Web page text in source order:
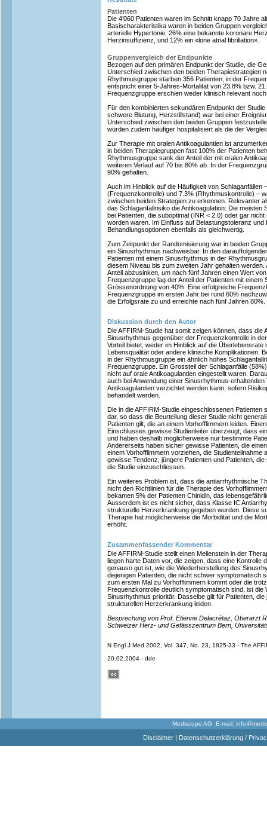
Patienten
Die 4’060 Patienten waren im Schnitt knapp 70 Jahre
Basischarakteristika waren in beiden Gruppen
arterielle Hypertonie, 26% eine bekannte koronare
Herzinsuffizienz, und 12% ein «lone atrial fibrillation».
Gruppenvergleich der Endpunkte
Bezogen auf den primären Endpunkt der Studie, die
Unterschied zwischen den beiden Therapiestrategien
Rhythmusgruppe starben 356 Patienten, in der
entspricht einer 5-Jahres-Mortalität von 23.8% bzw.
Frequenzgruppe erschien weder klinisch relevant
Für den kombinierten sekundären Endpunkt der
schwere Blutung, Herzstillstand) war bei einer
Unterschied zwischen den beiden Gruppen
wurden zudem häufiger hospitalisiert als die der
Zur Therapie mit oralen Antikoagulantien ist
in beiden Therapiegruppen fast 100% der Patienten
Rhythmusgruppe sank der Anteil der mit oralen
weiteren Verlauf auf 70 bis 80% ab. In der
90% gehalten.
Auch im Hinblick auf die Häufigkeit von Schlaganfällen
(Frequenzkontrolle) und 7.3% (Rhythmuskontrolle) –
zwischen beiden Strategien zu erkennen. Relevanter
das Schlaganfallrisiko die Antikoagulation: Die meisten
bei Patienten, die suboptimal (INR < 2.0) oder gar nicht
worden waren. Im Einfluss auf Belastungstoleranz
Behandlungsoptionen ebenfalls als gleichwertig.
Zum Zeitpunkt der Randomisierung war in beiden
ein Sinusrhythmus nachweisbar. In den
Patienten mit einem Sinusrhythmus in der
diesem Niveau bis zum zweiten Jahr gehalten
Anteil abzusinken, um nach fünf Jahren einen Wert
Frequenzgruppe lag der Anteil der Patienten mit einem
Grössenordnung von 40%. Eine erfolgreiche
Frequenzgruppe im ersten Jahr bei rund 60%
die Erfolgsrate zu und erreichte nach fünf Jahren 80%.
Diskussion durch den Autor
Die AFFIRM-Studie hat somit zeigen können, dass die
Sinusrhythmus gegenüber der Frequenzkontrolle in
Vorteil bietet; weder im Hinblick auf die Überlebensrate
Lebensqualität oder andere klinische Komplikationen.
in der Rhythmusgruppe ein ähnlich hohes
Frequenzgruppe. Ein Grossteil der Schlaganfälle
nicht auf orale Antikoagulantien eingestellt waren.
auch bei Anwendung einer Sinusrhythmus-
Antikoagulantien verzichtet werden kann, sofern
behandelt werden.
Die in die AFFIRM-Studie eingeschlossenen Patienten
dar, so dass die Beurteilung dieser Studie nicht
Patienten gilt, die an einem Vorhofflimmern leiden.
Einschlusses gewisse Studienleiter überzeugt, dass
und haben deshalb möglicherweise nur bestimmte
Andererseits haben sicher gewisse Patienten, die
einem Vorhofflimmern vorziehen, die Studienteilnahme
gewisse Tendenz, jüngere Patienten und Patienten,
die Studie einzuschliessen.
Ein weiteres Problem ist, dass die antiarrhythmische
nicht den Richtlinien für die Therapie des
bekamen 5% der Patienten Chinidin, das
Ausserdem ist es nicht sicher, dass Klasse IC
strukturelle Herzerkrankung gegeben wurden. Diese
Therapie hat möglicherweise die Morbidität und die
erhöht.
Zusammenfassender Kommentar
Die AFFIRM-Studie stellt einen Meilenstein in der
liegen harte Daten vor, die zeigen, dass eine Kontrolle
genauso gut ist, wie die Wiederherstellung des
diejenigen Patienten, die nicht schwer symptomatisch
zum ersten Mal zu Vorhofflimmern kommt oder die
Frequenzkontrolle deutlich symptomatisch sind, ist die
Sinusrhythmus prioritär. Dasselbe gilt für Patienten,
strukturellen Herzerkrankung leiden.
Besprechung von Prof. Etienne Delacrétaz, Oberarzt
Schweizer Herz- und Gefässzentrum Bern,
N Engl J Med 2002, Vol. 347, No. 23, 1825-33 - The
20.02.2004 - dde
Mediscope AG E-mail:
Disclaimer| Datenschutzerklärung /